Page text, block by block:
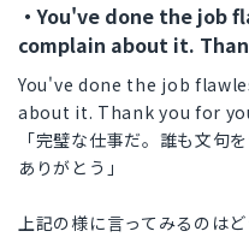
・You've done the job
complain about it.
You've done the job
about it. Thank you for
「完璧な仕事だ。誰も文句
ありがとう」
上記の様に言ってみるのは